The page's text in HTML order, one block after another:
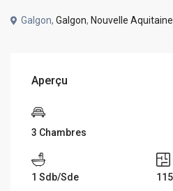
Galgon,Galgon, Nouvelle Aquitaine
Aperçu
3 Chambres
1 Sdb/Sde